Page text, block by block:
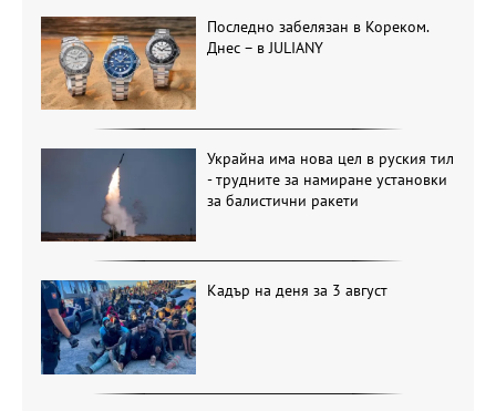
Последно забелязан в Кореком.
Днес – в JULIANY
Украйна има нова цел в руския тил
- трудните за намиране установки
за балистични ракети
Кадър на деня за 3 август